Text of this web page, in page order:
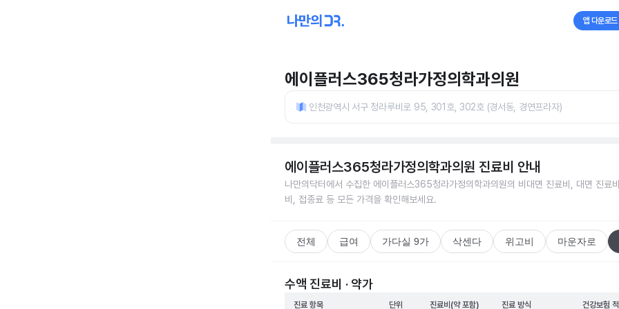
앱 다운로드
에이플러스365청라가정의학과의원
인천광역시 서구 청라루비로 95, 301호, 302호 (경서동, 경연프라자)
에이플러스365청라가정의학과의원 진료비 안내
나만의닥터에서 수집한 에이플러스365청라가정의학과의원의 비대면 진료비, 대면 진료
비, 접종료 등 모든 가격을 확인해보세요.
전체 급여 가다실 9가 삭센다 위고비 마운자로
수액 진료비 · 약가
진료 항목 단위 진료비(약 포함) 진료 방식 건강보험